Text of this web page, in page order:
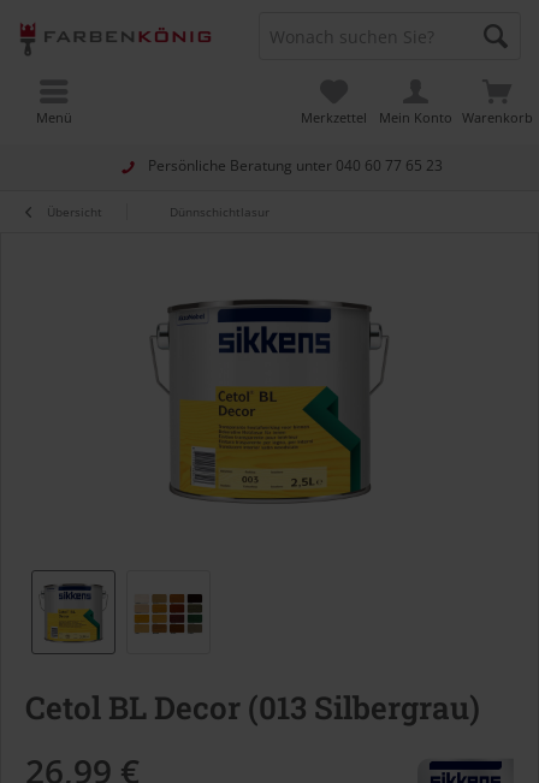
Persönliche Beratung unter 040 60 77 65 23
Warenkorb
Merkzettel Mein Konto
Menü
Übersicht Dünnschichtlasur
Cetol BL Decor (013 Silbergrau)
26,99 €